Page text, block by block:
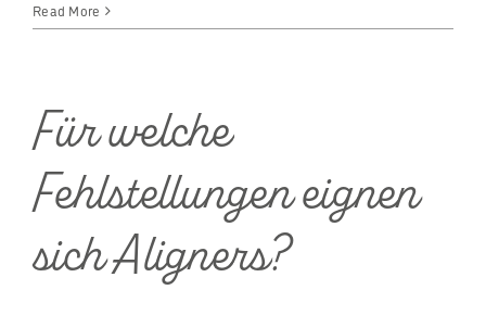
unterscheidet
Read More
Für welche
Fehlstellungen eignen
sich Aligners?